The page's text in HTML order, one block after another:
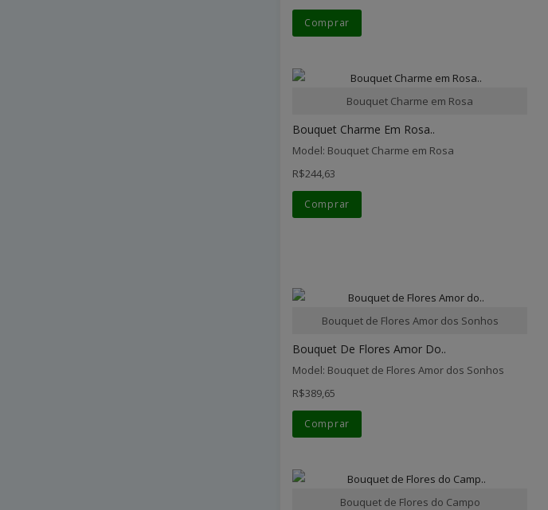
Comprar
Bouquet Charme em Rosa
Bouquet Charme Em Rosa..
Model: Bouquet Charme em Rosa
R$244,63
Comprar
Bouquet de Flores Amor dos Sonhos
Bouquet De Flores Amor Do..
Model: Bouquet de Flores Amor dos Sonhos
R$389,65
Comprar
Bouquet de Flores do Campo